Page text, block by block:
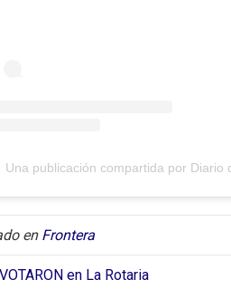
Una publicación compartida por Diario
en Frontera
en La Rotaria